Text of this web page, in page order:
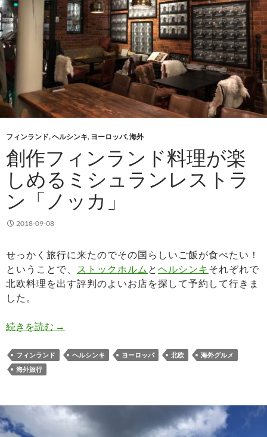
フィンランド,ヘルシンキ, ヨーロッパ,海外
創作フィンランド料理が楽
しめるミシュランレストラ
ン「ノッカ」
2018-09-08
せっかく旅行に来たのでその国らしいご飯が食べたい！
ということで、 ストックホルムとヘルシンキそれぞれで
北欧料理を出す評判のよいお店を探して予約して行きま
した。
続きを読む 創作フィンランド料理が楽しめるミシュランレ
→
フィンランド ヘルシンキ ヨーロッパ 北欧
海外グルメ
海外旅行